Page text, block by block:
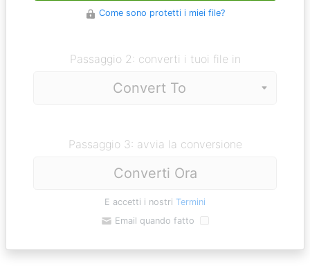
Come sono protetti i miei file?
Passaggio 2: converti i tuoi file in
Passaggio 3: avvia la conversione
Converti Ora
E accetti i nostri Termini
Email quando fatto